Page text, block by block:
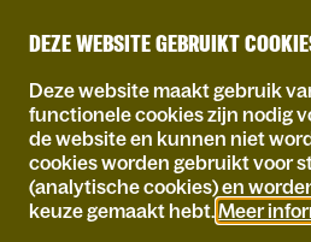
DEZE WEBSITE GEBRUIKT
Deze website maakt gebruik
functionele cookies zijn nodig
de website en kunnen niet
cookies worden gebruikt voor
(analytische cookies) en
keuze gemaakt hebt. Meer